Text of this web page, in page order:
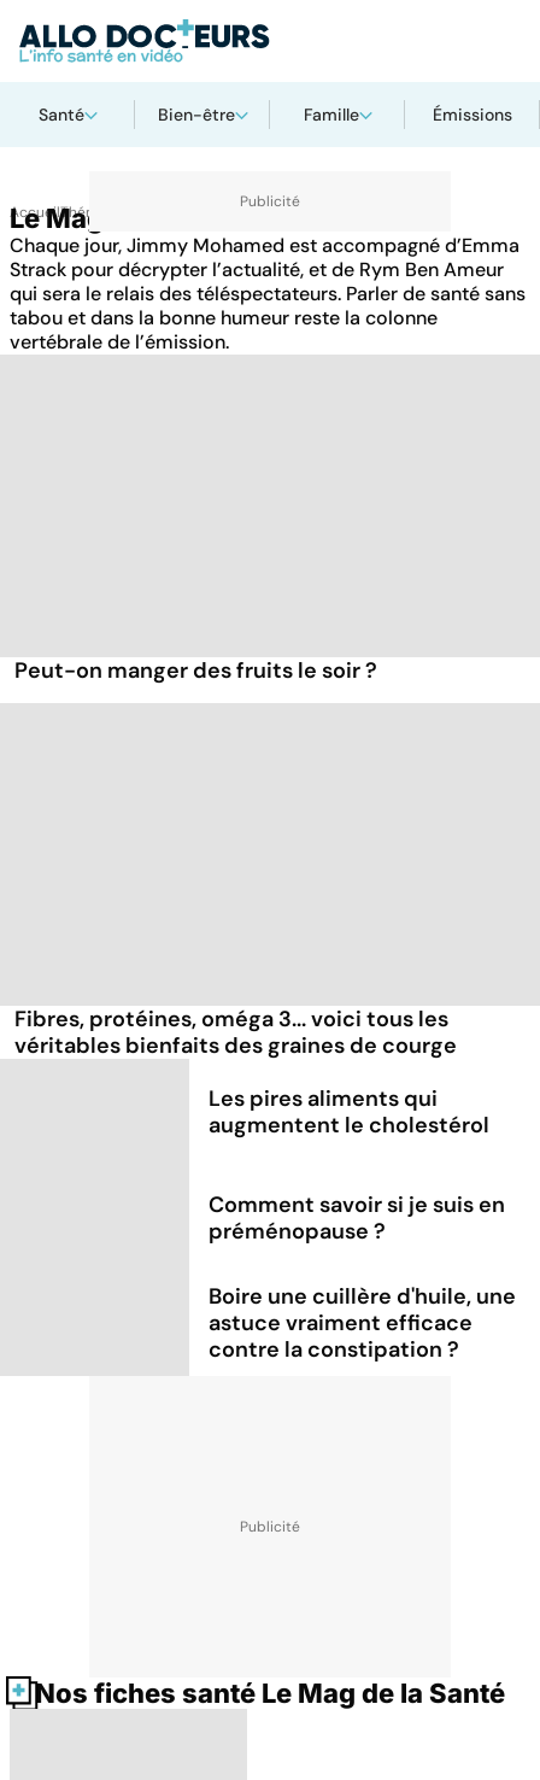
Santé Bien-être Famille Émissions
AccueilThématiques
Le Mag de la Santé
Chaque jour, Jimmy Mohamed est accompagné d’Emma
Strack pour décrypter l’actualité, et de Rym Ben Ameur
qui sera le relais des téléspectateurs. Parler de santé sans
tabou et dans la bonne humeur reste la colonne
vertébrale de l’émission.
Peut-on manger des fruits le soir ?
Fibres, protéines, oméga 3... voici tous les
véritables bienfaits des graines de courge
Les pires aliments qui
augmentent le cholestérol
Comment savoir si je suis en
préménopause ?
Boire une cuillère d'huile, une
astuce vraiment efficace
contre la constipation ?
Nos fiches santé Le Mag de la Santé